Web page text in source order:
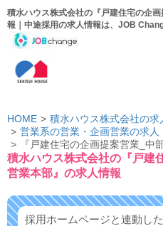
積水ハウス株式会社の『戸建住宅の企
報｜中途採用の求人情報は、JOB
HOME
積水ハウス株式会社の求
営業系の営業・企画営業の求人
『戸建住宅の企画提案営業_中
積水ハウス株式会社の『戸建
営業本部』の求人情報
採用ホームページと連動し